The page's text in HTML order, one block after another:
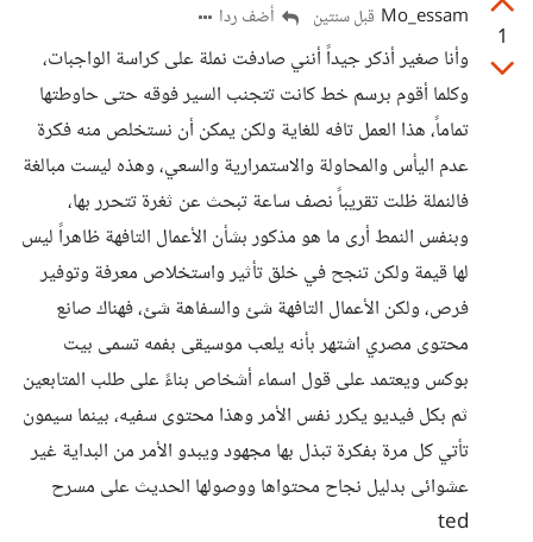
1
Mo_essam قبل سنتين أضف ردا
وأنا صغير أذكر جيداً أنني صادفت نملة على كراسة الواجبات،
وكلما أقوم برسم خط كانت تتجنب السير فوقه حتى حاوطتها
تماماً، هذا العمل تافه للغاية ولكن يمكن أن نستخلص منه فكرة
عدم اليأس والمحاولة والاستمرارية والسعي، وهذه ليست مبالغة
فالنملة ظلت تقريباً نصف ساعة تبحث عن ثغرة تتحرر بها،
وبنفس النمط أرى ما هو مذكور بشأن الأعمال التافهة ظاهراً ليس
لها قيمة ولكن تنجح في خلق تأثير واستخلاص معرفة وتوفير
فرص، ولكن الأعمال التافهة شئ والسفاهة شئ، فهناك صانع
محتوى مصري اشتهر بأنه يلعب موسيقى بفمه تسمى بيت
بوكس ويعتمد على قول اسماء أشخاص بناءً على طلب المتابعين
ثم بكل فيديو يكرر نفس الأمر وهذا محتوى سفيه، بينما سيمون
تأتي كل مرة بفكرة تبذل بها مجهود ويبدو الأمر من البداية غير
عشوائى بدليل نجاح محتواها ووصولها الحديث على مسرح
ted